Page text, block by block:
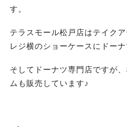
す。
テラスモール松戸店はテイク
レジ横のショーケースにドー
そしてドーナツ専門店ですが
ムも販売しています♪